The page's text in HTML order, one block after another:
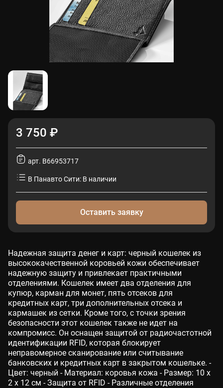
3 750 ₽
арт. B66953717
В Панавто Сити: В наличии
Оставить заявку
Надежная защита денег и карт: черный кошелек из
высококачественной коровьей кожи обеспечивает
надежную защиту и привлекает практичными
отделениями. Кошелек имеет два отделения для
купюр, карман для монет, пять отсеков для
кредитных карт, три дополнительных отсека и
кармашек из сетки. Кроме того, с точки зрения
безопасности этот кошелек также не идет на
компромисс. Он оснащен защитой от радиочастотной
идентификации RFID, которая блокирует
неправомерное сканирование или считывание
банковских и кредитных карт в закрытом кошельке. -
Цвет: черный - Материал: коровья кожа - Размер: 10 x
2 x 12 см - Защита от RFID - Различные отделения